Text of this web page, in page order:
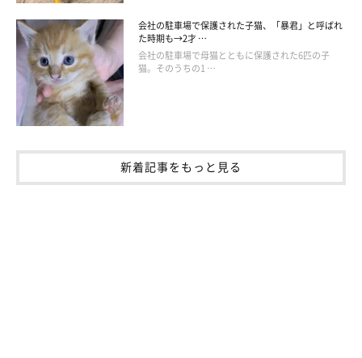
飼い主さんに何度もイヌくんを貸すような行動を見せていたヤマ
ネコくん。飼い主さんによると、 イヌくんはヤマネコくんにとっ
てとても大事なものなのだといいます。
会社の駐車場で保護された子猫、「暴君」と呼ばれ
た時期も→2才 …
会社の駐車場で母猫とともに保護された6匹の子
猫。そのうちの1 …
新着記事をもっと見る